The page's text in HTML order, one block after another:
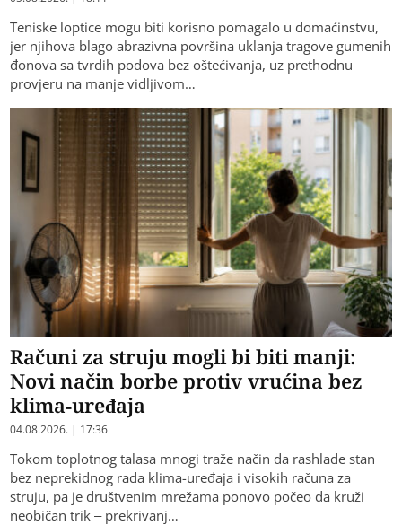
Teniske loptice mogu biti korisno pomagalo u domaćinstvu,
jer njihova blago abrazivna površina uklanja tragove gumenih
đonova sa tvrdih podova bez oštećivanja, uz prethodnu
provjeru na manje vidljivom…
Računi za struju mogli bi biti manji:
Novi način borbe protiv vrućina bez
klima-uređaja
04.08.2026. | 17:36
Tokom toplotnog talasa mnogi traže način da rashlade stan
bez neprekidnog rada klima-uređaja i visokih računa za
struju, pa je društvenim mrežama ponovo počeo da kruži
neobičan trik – prekrivanj…